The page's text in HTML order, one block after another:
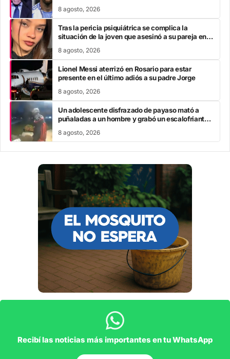
8 agosto, 2026
Tras la pericia psiquiátrica se complica la
situación de la joven que asesinó a su pareja en el
8 agosto, 2026
Lionel Messi aterrizó en Rosario para estar
presente en el último adiós a su padre Jorge
8 agosto, 2026
Un adolescente disfrazado de payaso mató a
puñaladas a un hombre y grabó un escalofriante
8 agosto, 2026
Recibí las noticias más importantes en tu WhatsApp